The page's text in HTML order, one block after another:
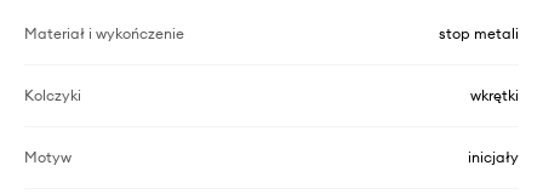
Materiał i wykończenie stop metali
Kolczyki wkrętki
Motyw inicjały